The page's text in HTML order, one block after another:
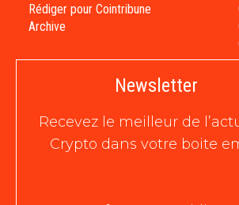
Rédiger pour Cointribune
Archive
Newsletter
Recevez le meilleur de
Crypto dans votre boite